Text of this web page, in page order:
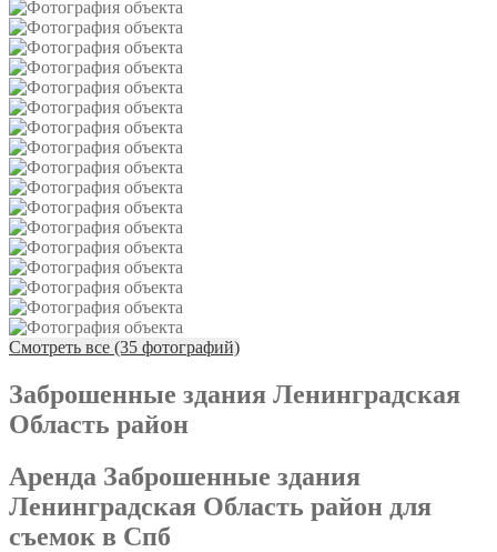
Смотреть все (35 фотографий)
Заброшенные здания Ленинградская
Область район
Аренда Заброшенные здания
Ленинградская Область район для
съемок в Спб